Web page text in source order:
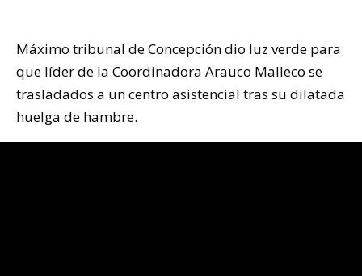
Máximo tribunal de Concepción dio luz verde para
que líder de la Coordinadora Arauco Malleco se
trasladados a un centro asistencial tras su dilatada
huelga de hambre.